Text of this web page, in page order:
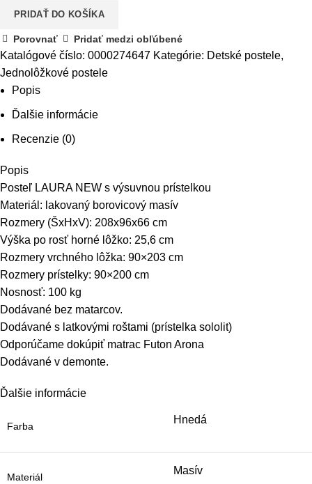
prístelkou,
masív,
90x200,
LAURA
NEW
PRIDAŤ DO KOŠÍKA
Porovnať Pridať medzi obľúbené
Katalógové číslo: 0000274647 Kategórie: Detské postele,
Jednolôžkové postele
Popis
Ďalšie informácie
Recenzie (0)
Popis
Posteľ LAURA NEW s výsuvnou prístelkou
Materiál: lakovaný borovicový masív
Rozmery (ŠxHxV): 208x96x66 cm
Výška po rosť horné lôžko: 25,6 cm
Rozmery vrchného lôžka: 90×203 cm
Rozmery prístelky: 90×200 cm
Nosnosť: 100 kg
Dodávané bez matarcov.
Dodávané s latkovými roštami (prístelka sololit)
Odporúčame dokúpiť matrac Futon Arona
Dodávané v demonte.
Ďalšie informácie
Farba
Hnedá
Materiál
Masív